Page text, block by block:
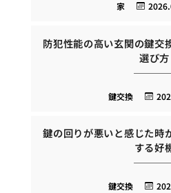
家
防犯性能の高い玄関の鍵交
選び方
鍵交換
鍵の回りが悪いと感じた時
する好
鍵交換